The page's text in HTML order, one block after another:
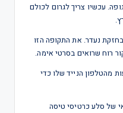
עכשיו צריך לגרום לכולם
נעדר. את התקופה הזו
רוח שרואים בסרטי אימה.
מהטלפון הנייד שלו כדי
של סלע כרטיסי טיסה